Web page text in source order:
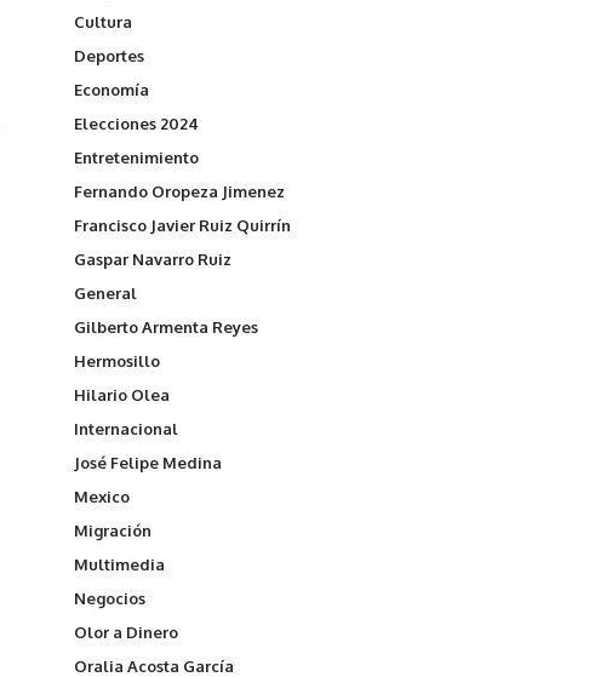
Cultura
Deportes
Economía
Elecciones 2024
Entretenimiento
Fernando Oropeza Jimenez
Francisco Javier Ruiz Quirrín
Gaspar Navarro Ruiz
General
Gilberto Armenta Reyes
Hermosillo
Hilario Olea
Internacional
José Felipe Medina
Mexico
Migración
Multimedia
Negocios
Olor a Dinero
Oralia Acosta García